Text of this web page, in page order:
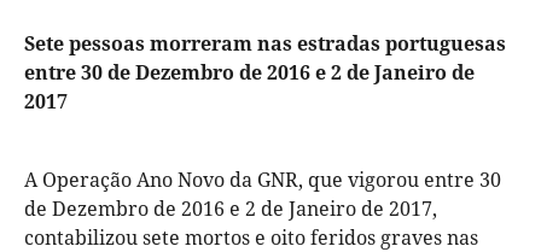
Sete pessoas morreram nas estradas portuguesas
entre 30 de Dezembro de 2016 e 2 de Janeiro de
2017
A Operação Ano Novo da GNR, que vigorou entre 30
de Dezembro de 2016 e 2 de Janeiro de 2017,
contabilizou sete mortos e oito feridos graves nas